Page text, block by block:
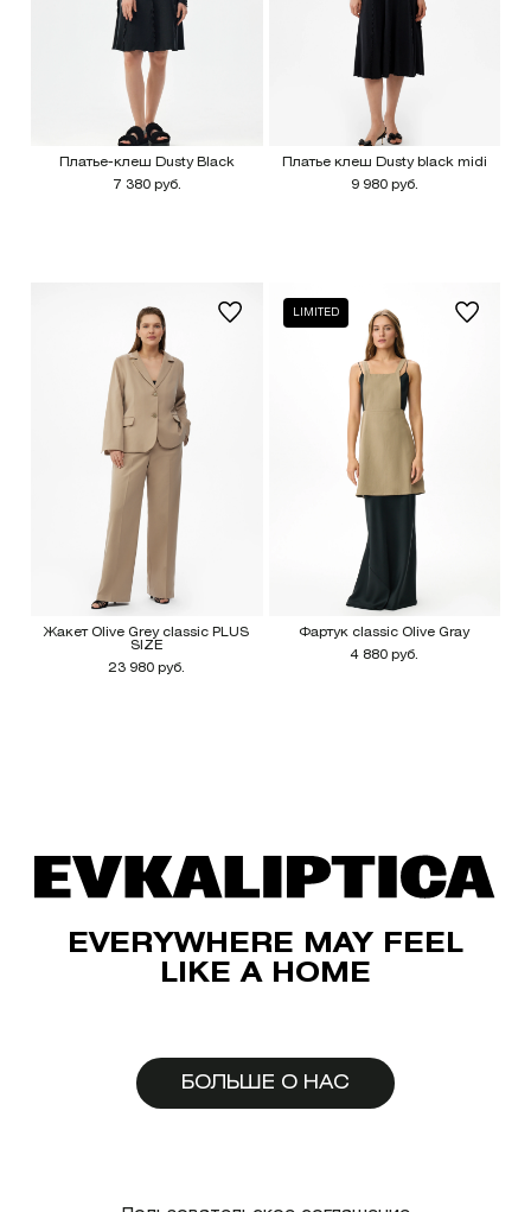
Платье-клеш Dusty Black
7 380 руб.
Платье клеш Dusty black midi
9 980 руб.
Жакет Olive Grey classic PLUS
SIZE
23 980 руб.
LIMITED
Фартук classic Olive Gray
4 880 руб.
EVERYWHERE MAY FEEL
LIKE A HOME
БОЛЬШЕ О НАС